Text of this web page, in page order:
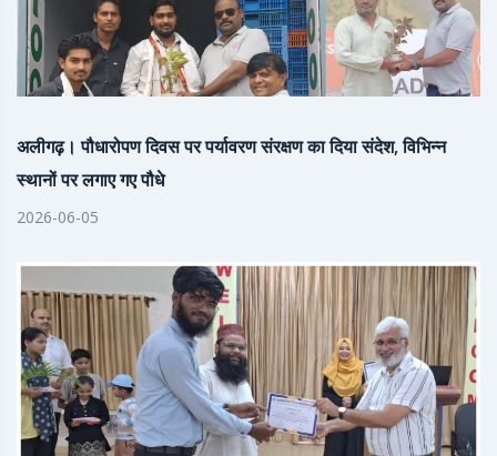
अलीगढ़। पौधारोपण दिवस पर पर्यावरण संरक्षण का दिया संदेश, विभिन्न
स्थानों पर लगाए गए पौधे
2026-06-05